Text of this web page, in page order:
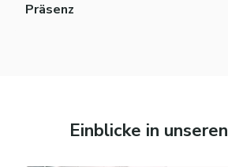
Präsenz
Einblicke in unseren